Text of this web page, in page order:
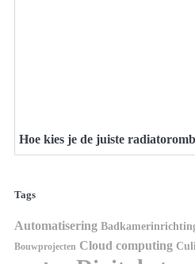
Hoe kies je de juiste
Tags
Automatisering
Bouwprojecten Cloud computing